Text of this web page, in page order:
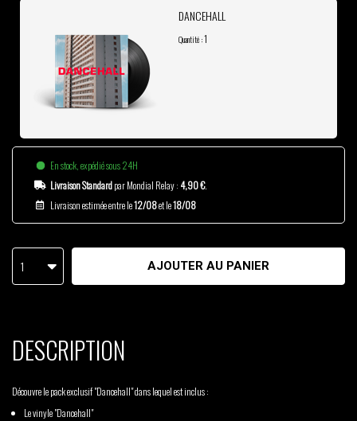
DANCEHALL
Quantité :1
En stock, expédié sous 24H
Livraison Standardpar Mondial Relay : 4,90 €.
Livraison estimée entre le12/08et le18/08
1 AJOUTER AU PANIER
DESCRIPTION
Découvre le pack exclusif "Dancehall" dans lequel est inclus :
Le vinyle "Dancehall"